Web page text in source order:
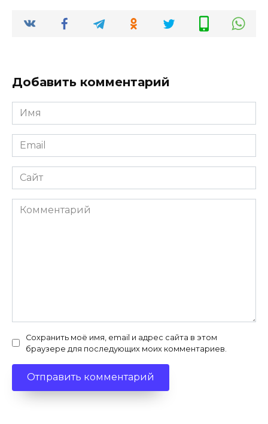
Добавить комментарий
Имя
*
Email
*
Сайт
Комментарий
Сохранить моё имя, email и адрес сайта в этом
браузере для последующих моих комментариев.